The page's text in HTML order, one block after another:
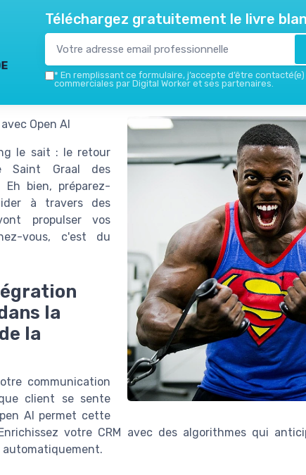
Téléchargez gratuitement le livre
* En remplissant ce formulaire, j’accepte d’être
commerciales par Digital Worker et ses partenaires.
Open AI
le sait : le retour
Saint Graal des
Eh bien, préparez-
à travers des
propulser vos
vous, c'est du
la
la
communication
client se sente
AI permet cette
votre CRM avec des algorithmes qui